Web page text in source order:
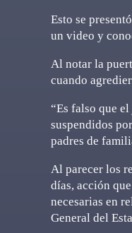
Esto se
un video y
Al notar la
cuando
“Es falso que
suspendidos
padres de
Al parecer los
días, acción
necesarias en
General del